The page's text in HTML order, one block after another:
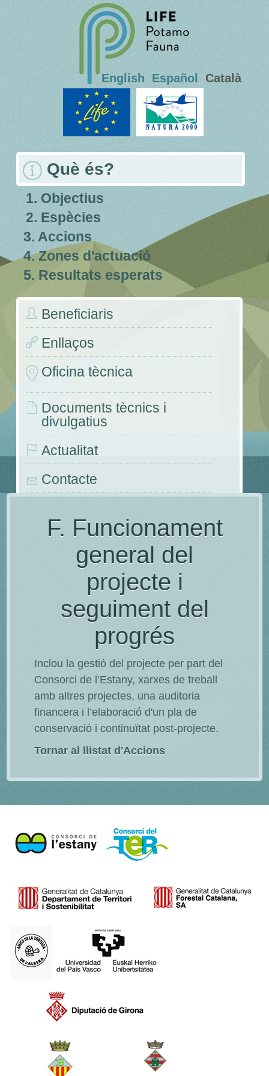
Català
Español
English
Què és?
1. Objectius
2. Espècies
3. Accions
4. Zones d'actuació
5. Resultats esperats
Beneficiaris
Enllaços
Oficina tècnica
Documents tècnics i
divulgatius
Actualitat
Contacte
F. Funcionament
general del
projecte i
seguiment del
progrés
Inclou la gestió del projecte per part del
Consorci de l’Estany, xarxes de treball
amb altres projectes, una auditoria
financera i l’elaboració d'un pla de
conservació i continuïtat post-projecte.
Tornar al llistat d'Accions